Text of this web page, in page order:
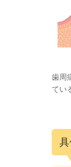
歯周
てい